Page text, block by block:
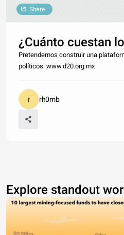
Share
¿Cuánto cuestan
Pretendemos construir una
políticos. www.d20.org.mx
rh0mb
Explore standout